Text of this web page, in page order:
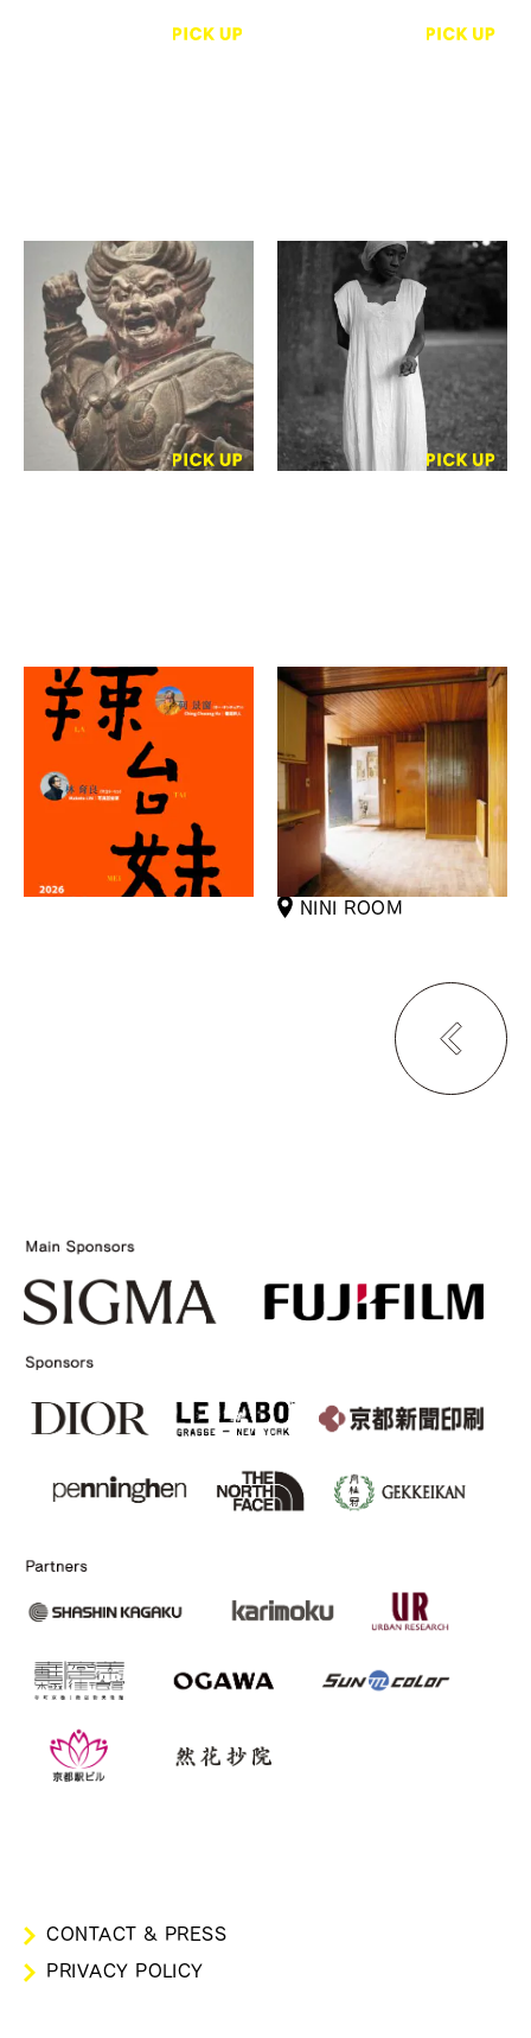
金井杜道
金井杜道による仏像写真の
メティエ
タッセルホテル三条白川
モクシー京都
ケネディ・カーター
The Water Bring We…
The Water Wanna Take
We Back…
林育良
ラータイメイ
Gallery Biga
ミウラ・ジョンミン、キム・ダ
ンビ、キム・ギョンウン、チェ・
ソンイ、ソン・ホジョン、イ・カ
ンヒ
A Living Home, a Dead
Home＿同世代写真の今を
ペルガグ
NINI ROOM
CONTACT & PRESS
PRIVACY POLICY